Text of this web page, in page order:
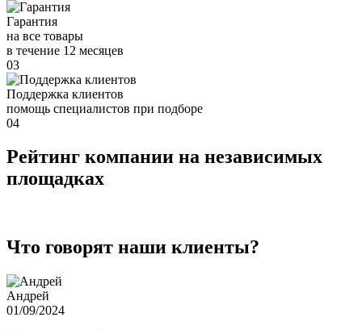
Гарантия
на все товары
в течение 12 месяцев
03
Поддержка клиентов
помощь специалистов при подборе
04
Рейтинг компании на независимых
площадках
Что говорят наши клиенты?
Андрей
01/09/2024